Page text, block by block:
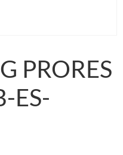
PRORES
ES-